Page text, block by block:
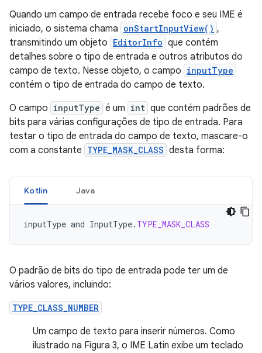
Quando um campo de entrada recebe foco e seu IME é
iniciado, o sistema chama onStartInputView() ,
transmitindo um objeto EditorInfo que contém
detalhes sobre o tipo de entrada e outros atributos do
campo de texto. Nesse objeto, o campo inputType
contém o tipo de entrada do campo de texto.
O campo inputType é um int que contém padrões de
bits para várias configurações de tipo de entrada. Para
testar o tipo de entrada do campo de texto, mascare-o
com a constante TYPE_MASK_CLASS desta forma:
Kotlin Java
inputType and InputType. TYPE_MASK_CLASS
O padrão de bits do tipo de entrada pode ter um de
vários valores, incluindo:
TYPE_CLASS_NUMBER
Um campo de texto para inserir números. Como
ilustrado na Figura 3, o IME Latin exibe um teclado